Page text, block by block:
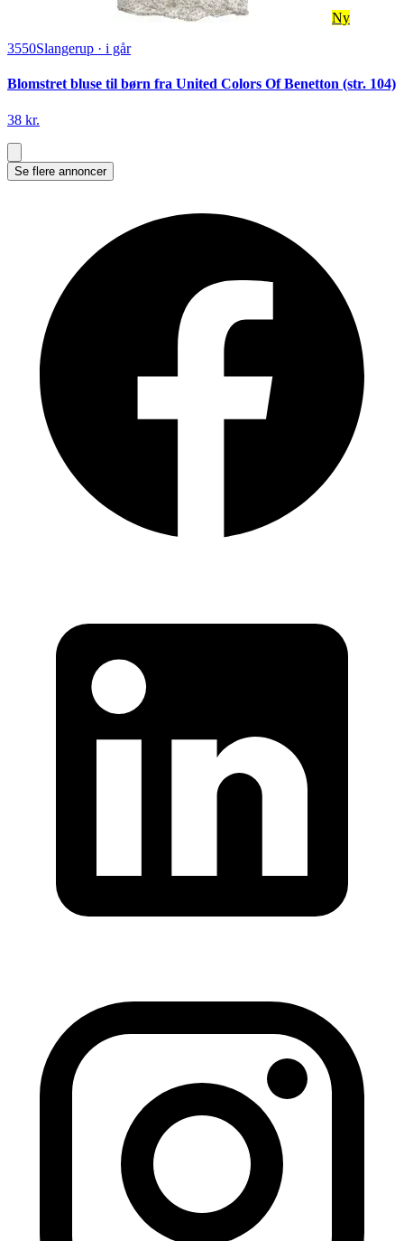
Ny
3550Slangerup · i går
Blomstret bluse til børn fra United Colors Of Benetton (str. 104)
38 kr.
Se flere annoncer